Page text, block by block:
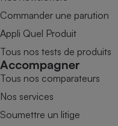
Commander une parution
Appli Quel Produit
Tous nos tests de produits
Accompagner
Tous nos comparateurs
Nos services
Soumettre un litige